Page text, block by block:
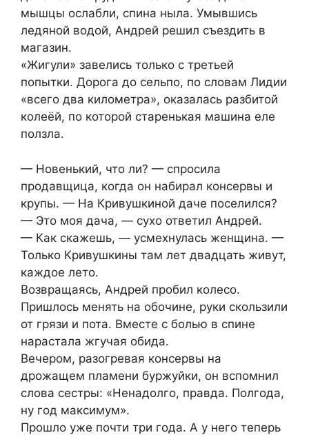
мышцы ослабли, спина ныла. Умывшись
ледяной водой, Андрей решил съездить в
магазин.
«Жигули» завелись только с третьей
попытки. Дорога до сельпо, по словам Лидии
«всего два километра», оказалась разбитой
колеёй, по которой старенькая машина еле
ползла.
— Новенький, что ли? — спросила
продавщица, когда он набирал консервы и
крупы. — На Кривушкиной даче поселился?
— Это моя дача, — сухо ответил Андрей.
— Как скажешь, — усмехнулась женщина. —
Только Кривушкины там лет двадцать живут,
каждое лето.
Возвращаясь, Андрей пробил колесо.
Пришлось менять на обочине, руки скользили
от грязи и пота. Вместе с болью в спине
нарастала жгучая обида.
Вечером, разогревая консервы на
дрожащем пламени буржуйки, он вспомнил
слова сестры: «Ненадолго, правда. Полгода,
ну год максимум».
Прошло уже почти три года. А у него теперь